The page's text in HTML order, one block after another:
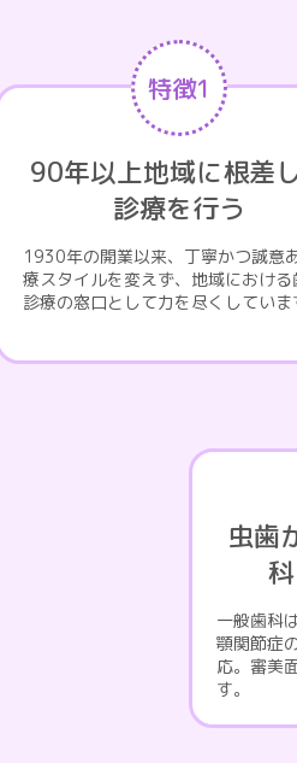
特徴1
90年以上地域に根差
診療を行う
1930年の開業以来、丁寧かつ誠意
療スタイルを変えず、地域における
診療の窓口として力を尽くしていま
虫歯
一般歯科
顎関節症
応。審美
す。